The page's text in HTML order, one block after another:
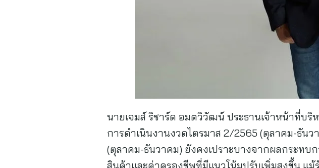
นายเจมส์ ริชาร์ด อมตวิวัฒน์ ประธานเจ้าหน้าที่บ
การดำเนินงานงวดไตรมาส 2/2565 (ตุลาคม-ธัน
(ตุลาคม-ธันวาคม) ยังคงเปราะบางจากผลกระทบ
สินค้าและค่าครองชีพที่มีแนวโน้มปรับเพิ่มสูงขึ้น แ